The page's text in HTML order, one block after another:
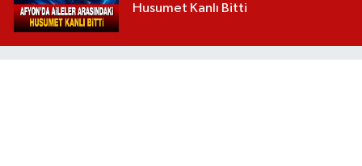
Husumet Kanlı Bitti